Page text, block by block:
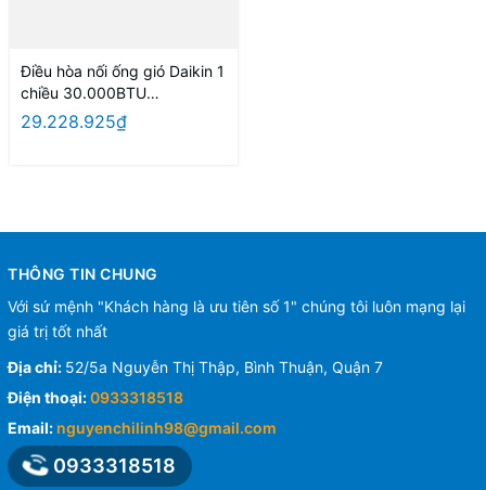
Điều hòa nối ống gió Daikin 1
chiều 30.000BTU
FDMNQ30MV1/RNQ30MV1+
BRC2E61 điều khiển có dây
29.228.925₫
THÔNG TIN CHUNG
Với sứ mệnh "Khách hàng là ưu tiên số 1" chúng tôi luôn mạng lại
giá trị tốt nhất
Địa chỉ: 52/5a Nguyễn Thị Thập, Bình Thuận, Quận 7
Điện thoại:0933318518
Email: nguyenchilinh98@gmail.com
0933318518